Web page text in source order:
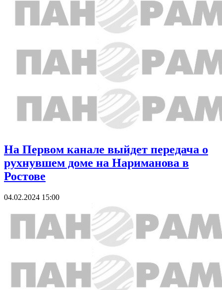
На Первом канале выйдет передача о
рухнувшем доме на Нариманова в
Ростове
04.02.2024 15:00